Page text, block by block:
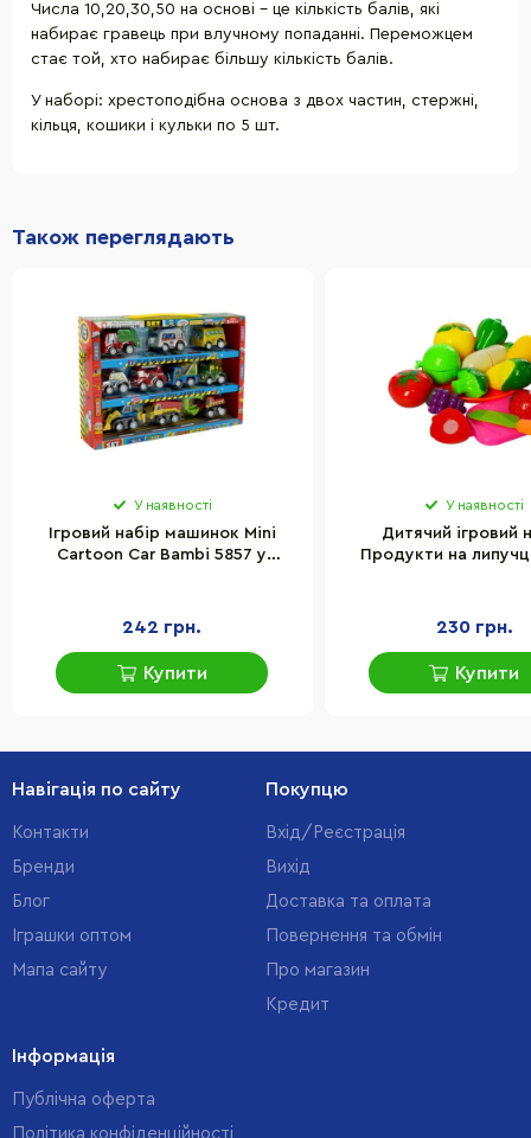
Числа 10,20,30,50 на основі - це кількість балів, які
набирає гравець при влучному попаданні. Переможцем
стає той, хто набирає більшу кількість балів.
У наборі: хрестоподібна основа з двох частин, стержні,
кільця, кошики і кульки по 5 шт.
Також переглядають
У наявності
Ігровий набір машинок Mini
Cartoon Car Bambi 5857 у
242 грн.
Купити
У наявності
Дитячий ігровий
Продукти на
230 грн.
Купити
Навігація по сайту
Контакти
Бренди
Блог
Іграшки оптом
Мапа сайту
Покупцю
Вхід/Реєстрація
Вихід
Доставка та оплата
Повернення та обмін
Про магазин
Кредит
Інформація
Публічна оферта
Політика конфіденційності